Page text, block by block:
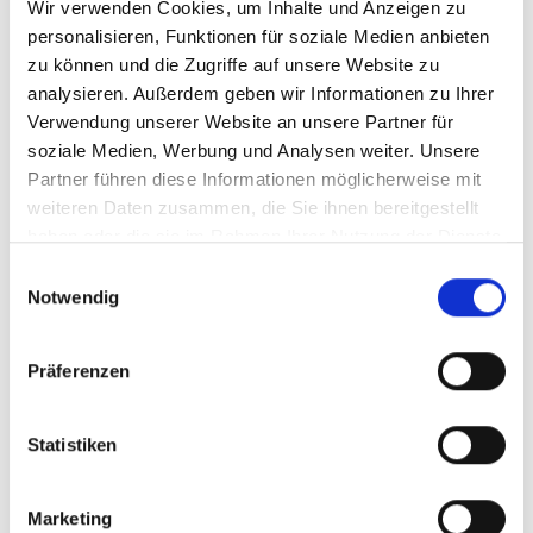
Wir verwenden Cookies, um Inhalte und Anzeigen zu
personalisieren, Funktionen für soziale Medien anbieten
zu können und die Zugriffe auf unsere Website zu
analysieren. Außerdem geben wir Informationen zu Ihrer
Verwendung unserer Website an unsere Partner für
soziale Medien, Werbung und Analysen weiter. Unsere
Partner führen diese Informationen möglicherweise mit
weiteren Daten zusammen, die Sie ihnen bereitgestellt
Notwendig
Präferenzen
Statistiken
Marketing
spannenden und
mörderisch guten
Psychothriller in die
Stadthalle Attendorn ein.
Copyright: Andreas
Bassimir,
Theatergastspiele Fürth